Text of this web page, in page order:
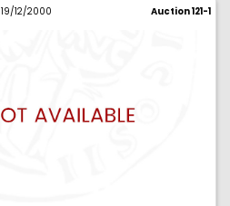
19/12/2000 Auction 121-1